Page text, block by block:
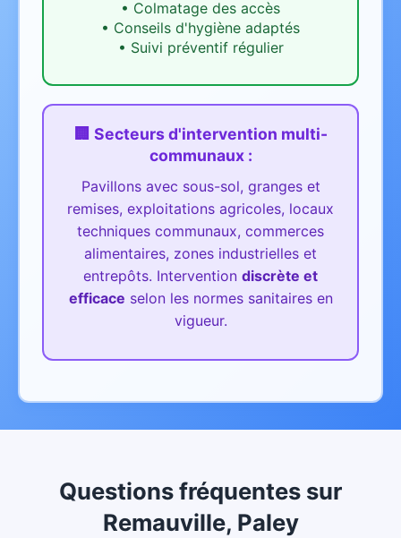
• Colmatage des accès
• Conseils d'hygiène adaptés
• Suivi préventif régulier
🏢 Secteurs d'intervention multi-
communaux :
Pavillons avec sous-sol, granges et
remises, exploitations agricoles, locaux
techniques communaux, commerces
alimentaires, zones industrielles et
entrepôts. Intervention discrète et
efficace selon les normes sanitaires en
vigueur.
Questions fréquentes sur
Remauville, Paley